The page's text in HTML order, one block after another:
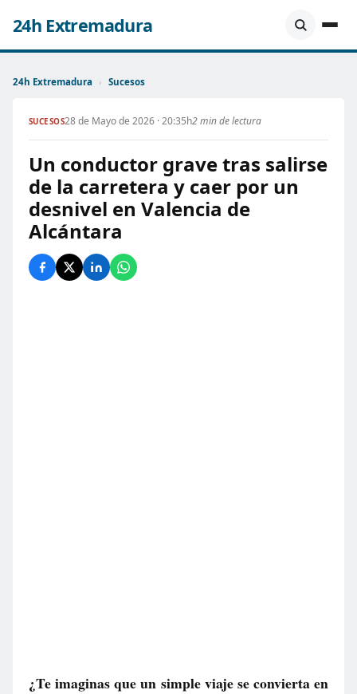
24h Extremadura
24h Extremadura › Sucesos
SUCESOS28 de Mayo de 2026 · 20:35h2 min de lectura
Un conductor grave tras salirse
de la carretera y caer por un
desnivel en Valencia de
Alcántara
¿Te imaginas que un simple viaje se convierta en